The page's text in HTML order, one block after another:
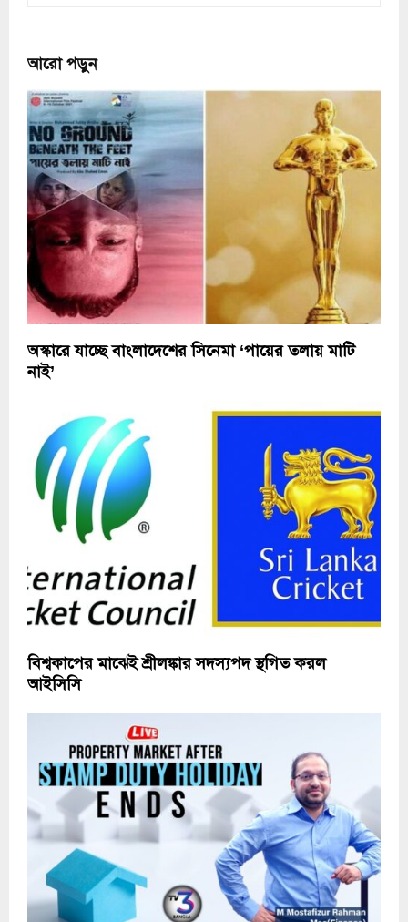
আরো পড়ুন
অস্কারে যাচ্ছে বাংলাদেশের সিনেমা ‘পায়ের তলায় মাটি
নাই’
বিশ্বকাপের মাঝেই শ্রীলঙ্কার সদস্যপদ স্থগিত করল
আইসিসি